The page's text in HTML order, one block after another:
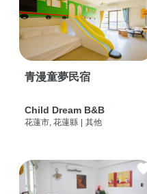
青漫童夢民宿
Child Dream B&B
花蓮市, 花蓮縣 其他